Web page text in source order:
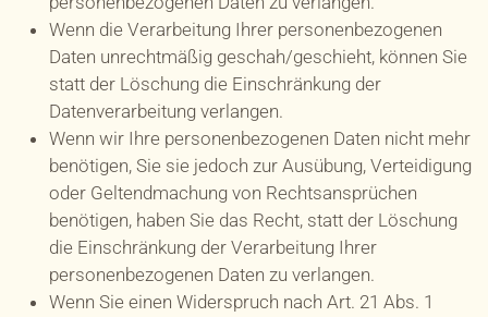
Wenn die Verarbeitung Ihrer personenbezogenen
Daten unrechtmäßig geschah/geschieht, können Sie
statt der Löschung die Einschränkung der
Datenverarbeitung verlangen.
Wenn wir Ihre personenbezogenen Daten nicht mehr
benötigen, Sie sie jedoch zur Ausübung, Verteidigung
oder Geltendmachung von Rechtsansprüchen
benötigen, haben Sie das Recht, statt der Löschung
die Einschränkung der Verarbeitung Ihrer
personenbezogenen Daten zu verlangen.
Wenn Sie einen Widerspruch nach Art. 21 Abs. 1